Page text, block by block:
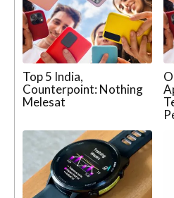
Top 5 India,
Counterpoint: Nothing
Melesat